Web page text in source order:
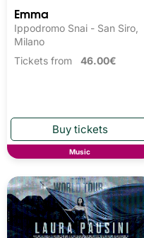
Emma
Ippodromo Snai - San Siro,
Milano
Tickets from 46.00€
Music